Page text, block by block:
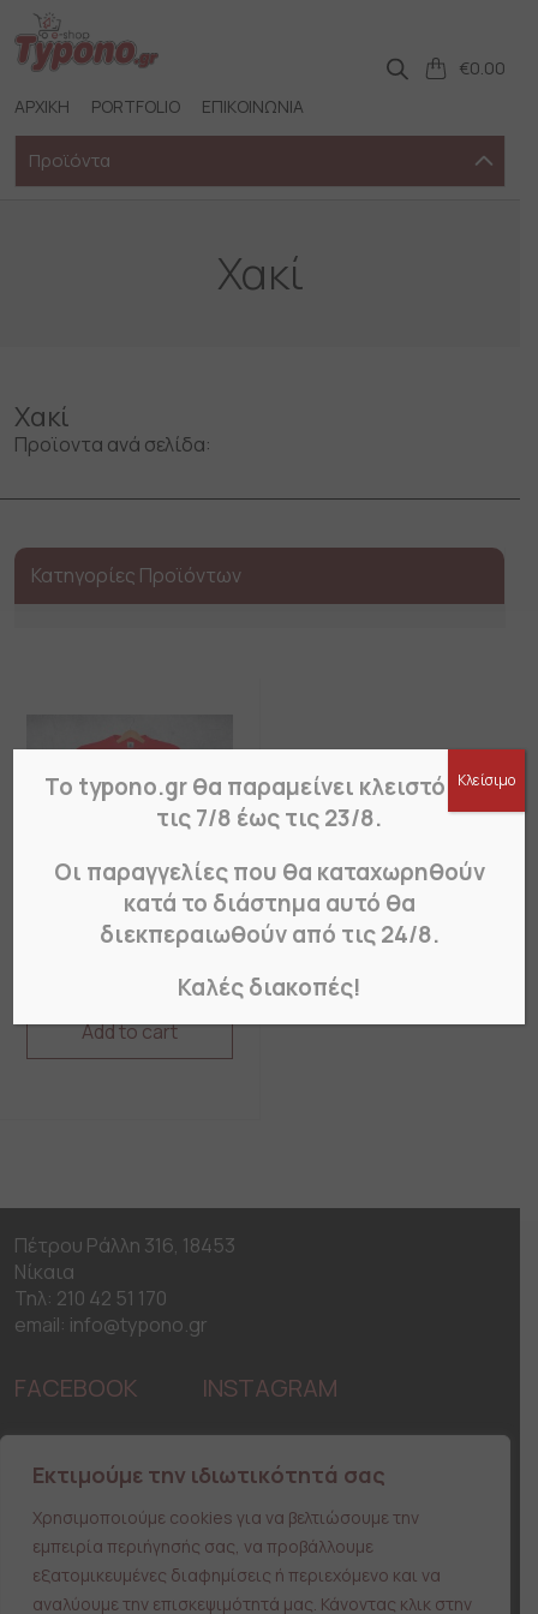
Εκτιμούμε την ιδιωτικότητά σας
Χρησιμοποιούμε cookies για να βελτιώσουμε την
εμπειρία περιήγησής σας, να προβάλλουμε
εξατομικευμένες διαφημίσεις ή περιεχόμενο και να
αναλύουμε την επισκεψιμότητά μας. Κάνοντας κλικ στην
Skip
to
content
ΑΡΧΙΚΗ PORTFOLIO ΕΠΙΚΟΙΝΩΝΙΑ
€0.00
Προϊόντα
Χακί
Χακί
Προϊοντα ανά σελίδα:
Κατηγορίες Προϊόντων
Add to cart
Πέτρου Ράλλη 316, 18453
Νίκαια
Τηλ: 210 42 51 170
email: info@typono.gr
FACEBOOK INSTAGRAM
Χρήσιμες Συμβουλές
Ειδικές Παραγγελίες
Λίστα Επιθυμιών
Επικοινωνία
Ασφάλεια Συναλλαγών
Το typono.gr θα παραμείνει κλειστό από
τις 7/8 έως τις 23/8.
Οι παραγγελίες που θα καταχωρηθούν
κατά το διάστημα αυτό θα
διεκπεραιωθούν από τις 24/8.
Καλές διακοπές!
Κλείσιμο